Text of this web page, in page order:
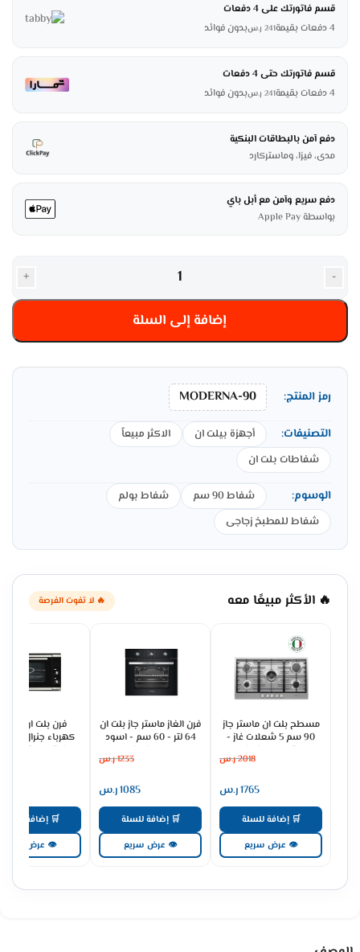
قسم فاتورتك على 4 دفعات
4 دفعات بقيمة
241 ر.سبدون فوائد
قسم فاتورتك حتى 4 دفعات
4 دفعات بقيمة
241 ر.سبدون فوائد
دفع آمن بالبطاقات البنكية
مدى، فيزا، وماستركارد
دفع سريع وآمن مع أبل باي
بواسطة Apple Pay
-
+
إضافة إلى السلة
رمز المنتج: MODERNA-90
التصنيفات: أجهزة بيلت ان
الاكثر مبيعاً
شفاطات بلت ان
الوسوم: شفاط 90 سم
شفاط بولم
شفاط للمطبخ زجاجى
🔥 الأكثر مبيعًا معه 🔥 لا تفوت الفرصة
مسطح بلت ان ماستر جاز
90 سم 5 شعلات غاز -
ستيل H95GLFX
2018ر.س
1765ر.س
🛒 إضافة للسلة
👁 عرض سريع
فرن الغاز ماستر جاز بلت ان
64 لتر - 60 سم - اسود
MGBGF-HIB
1233ر.س
1085ر.س
🛒 إضافة للسلة
👁 عرض سريع
كهرباء جنرال
93 لتر ديجيتال -
🛒 إضافة للسلة
👁 عرض سريع